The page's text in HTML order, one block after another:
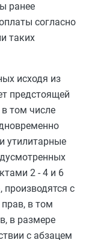
ранее
согласно
таких
исходя из
предстоящей
том числе
утилитарные
2 - 4 и 6
производятся с
в том
в размере
с абзацем